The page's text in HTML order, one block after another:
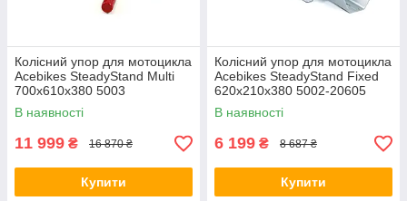
Колісний упор для мотоцикла
Acebikes SteadyStand Multi
700х610х380 5003
В наявності
11 999 ₴ 16 870 ₴
Купити
Колісний упор для мотоцикла
Acebikes SteadyStand Fixed
620х210х380 5002-20605
В наявності
6 199 ₴ 8 687 ₴
Купити